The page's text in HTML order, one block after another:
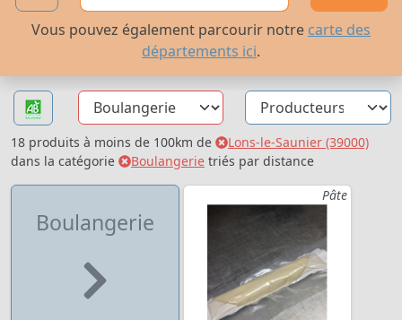
Vous pouvez également parcourir notre carte des
départements ici.
18 produits à moins de 100km de
Lons-le-Saunier (39000)
dans la catégorie
Boulangerie triés par distance
Boulangerie
Pâte